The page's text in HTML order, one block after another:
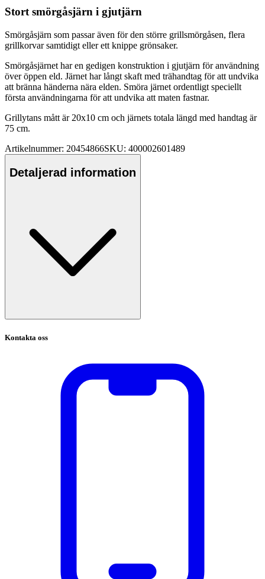
Stort smörgåsjärn i gjutjärn
Smörgåsjärn som passar även för den större grillsmörgåsen, flera
grillkorvar samtidigt eller ett knippe grönsaker.
Smörgåsjärnet har en gedigen konstruktion i gjutjärn för användning
över öppen eld. Järnet har långt skaft med trähandtag för att undvika
att bränna händerna nära elden. Smöra järnet ordentligt speciellt
första användningarna för att undvika att maten fastnar.
Grillytans mått är 20x10 cm och järnets totala längd med handtag är
75 cm.
Artikelnummer: 20454866SKU: 400002601489
Detaljerad information
Kontakta oss